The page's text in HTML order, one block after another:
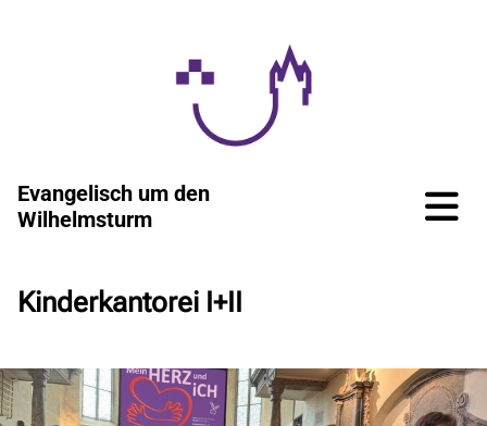
Evangelisch um den
Wilhelmsturm
Kinderkantorei I+II